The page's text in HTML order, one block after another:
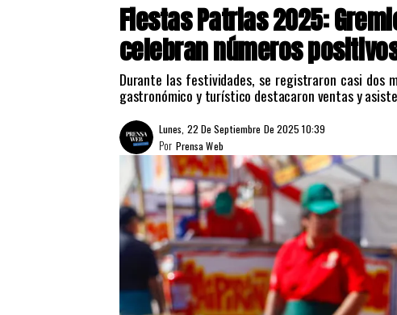
Fiestas Patrias 2025:
celebran números
Durante las festividades, se registraron casi dos
gastronómico y turístico destacaron ventas y
Lunes, 22 De Septiembre De 2025 10:39
Prensa Web
Por